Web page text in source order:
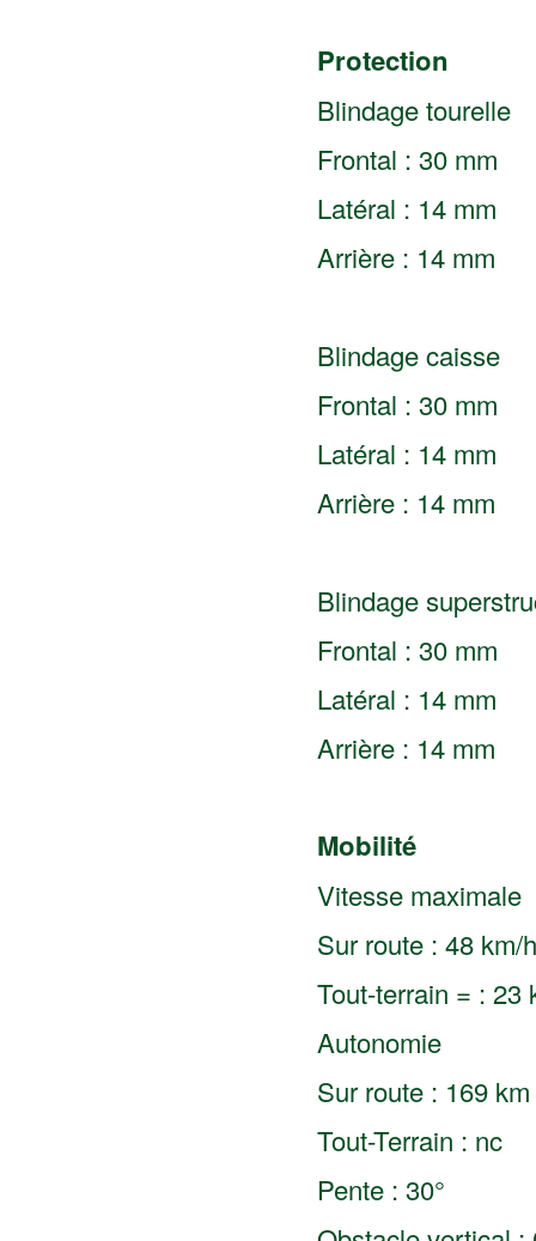
Protection
Blindage tourelle
Frontal : 30 mm
Latéral : 14 mm
Arrière : 14 mm
Blindage caisse
Frontal : 30 mm
Latéral : 14 mm
Arrière : 14 mm
Blindage
Frontal : 30 mm
Latéral : 14 mm
Arrière : 14 mm
Mobilité
Vitesse maximale
Sur route : 48 km/h
Tout-terrain = : 23
Autonomie
Sur route : 169 km
Tout-Terrain : nc
Pente : 30°